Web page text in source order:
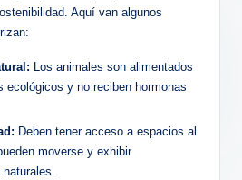
Aquí van algunos
Los animales son alimentados
ecológicos y no reciben hormonas
Deben tener acceso a espacios al
moverse y exhibir